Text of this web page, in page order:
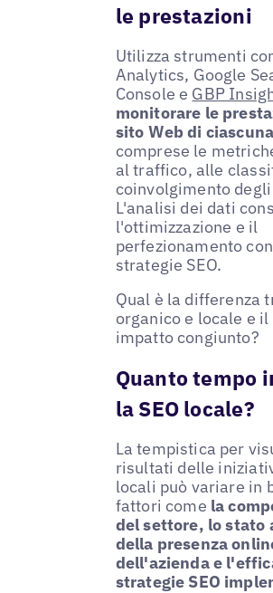
le prestazioni
Utilizza strumenti
Analytics, Google
Console e GBP
monitorare le
sito Web di
comprese le
al traffico, alle
coinvolgimento
L'analisi dei dati
l'ottimizzazione e il
perfezionamento
strategie SEO.
Qual è la differenza
organico e locale e
impatto congiunto?
Quanto tempo
la SEO locale?
La tempistica per
risultati delle
locali può variare in
fattori come la
del settore, lo stato
della presenza
dell'azienda e
strategie SEO